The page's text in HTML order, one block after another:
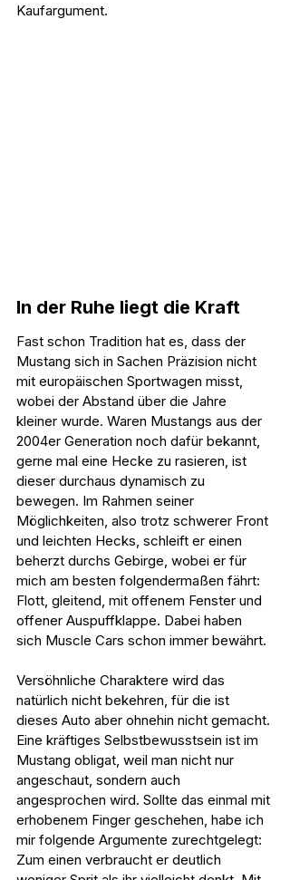
Kaufargument.
In der Ruhe liegt die Kraft
Fast schon Tradition hat es, dass der
Mustang sich in Sachen Präzision nicht
mit europäischen Sportwagen misst,
wobei der Abstand über die Jahre
kleiner wurde. Waren Mustangs aus der
2004er Generation noch dafür bekannt,
gerne mal eine Hecke zu rasieren, ist
dieser durchaus dynamisch zu
bewegen. Im Rahmen seiner
Möglichkeiten, also trotz schwerer Front
und leichten Hecks, schleift er einen
beherzt durchs Gebirge, wobei er für
mich am besten folgendermaßen fährt:
Flott, gleitend, mit offenem Fenster und
offener Auspuffklappe. Dabei haben
sich Muscle Cars schon immer bewährt.
Versöhnliche Charaktere wird das
natürlich nicht bekehren, für die ist
dieses Auto aber ohnehin nicht gemacht.
Eine kräftiges Selbstbewusstsein ist im
Mustang obligat, weil man nicht nur
angeschaut, sondern auch
angesprochen wird. Sollte das einmal mit
erhobenem Finger geschehen, habe ich
mir folgende Argumente zurechtgelegt:
Zum einen verbraucht er deutlich